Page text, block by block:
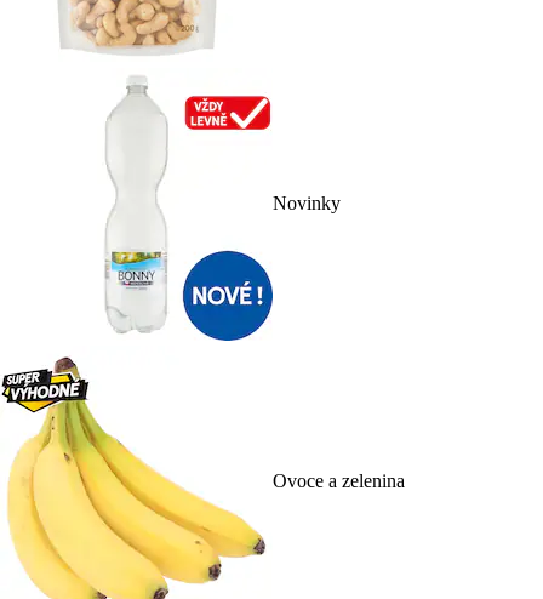
Novinky
Ovoce a zelenina